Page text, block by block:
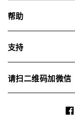
搜索
专辑
帮助
我们如何运用AI
支持
关于我们
请扫二维码加微信